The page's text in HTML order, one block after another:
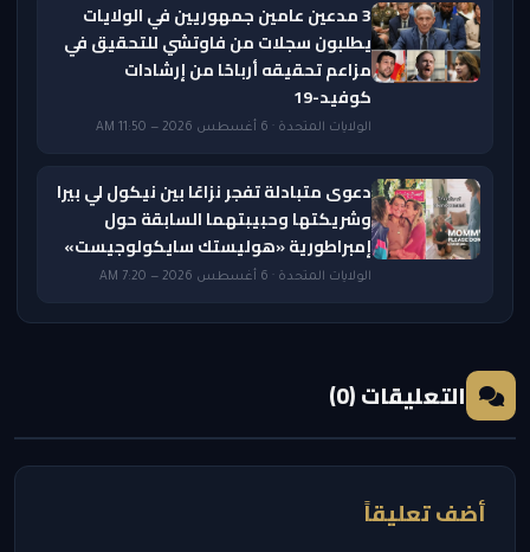
3 مدعين عامين جمهوريين في الولايات
يطلبون سجلات من فاوتشي للتحقيق في
مزاعم تحقيقه أرباحًا من إرشادات
كوفيد-19
الولايات المتحدة · 6 أغسطس 2026 — 11:50 AM
دعوى متبادلة تفجر نزاعًا بين نيكول لي بيرا
وشريكتها وحبيبتهما السابقة حول
إمبراطورية «هوليستك سايكولوجيست»
الولايات المتحدة · 6 أغسطس 2026 — 7:20 AM
التعليقات (0)
أضف تعليقاً